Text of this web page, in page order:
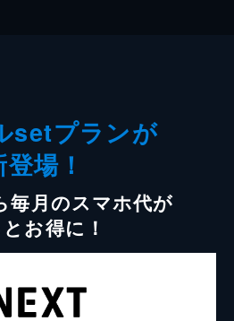
setプランが
場！
毎月のスマホ代が
お得に！